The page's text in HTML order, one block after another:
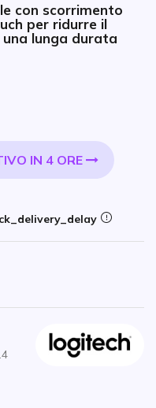
con scorrimento
per ridurre il
lunga durata
IN 4 ORE